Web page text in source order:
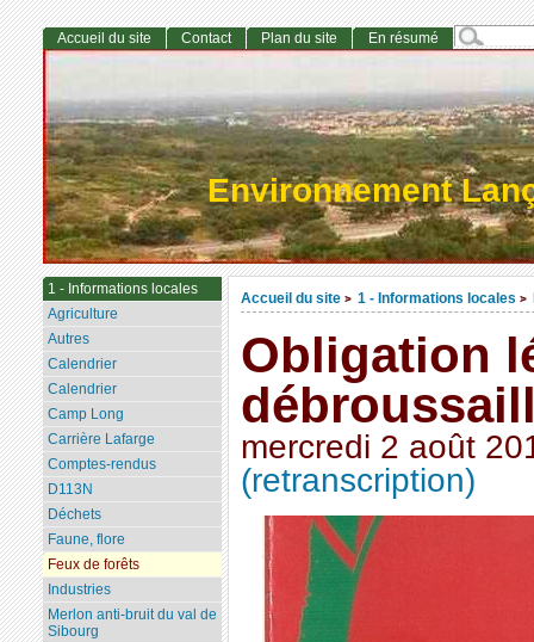
Environnement
Accueil du site > 1 - Informations locales >
Obligation
mercredi 2 août
(retranscription)
Accueil du site Contact Plan du site En résumé
1 - Informations locales
Agriculture
Autres
Calendrier
Calendrier
Camp Long
Carrière Lafarge
Comptes-rendus
D113N
Déchets
Faune, flore
Feux de forêts
Industries
Merlon anti-bruit du val de
Sibourg